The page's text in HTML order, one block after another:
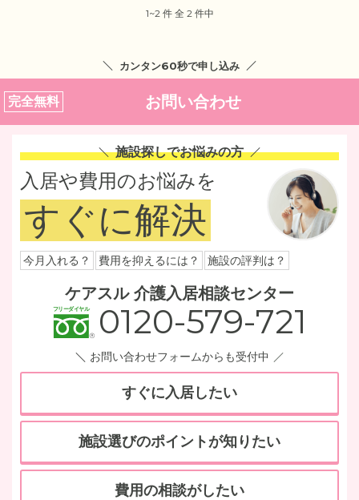
1~2 件 全 2 件中
カンタン60秒で申し込み
完全無料 お問い合わせ
施設探しでお悩みの方
入居や費用のお悩みを
すぐに解決
今月入れる？ 費用を抑えるには？ 施設の評判は？
ケアスル 介護入居相談センター
0120-579-721
お問い合わせフォームからも受付中
すぐに入居したい
施設選びのポイントが知りたい
費用の相談がしたい